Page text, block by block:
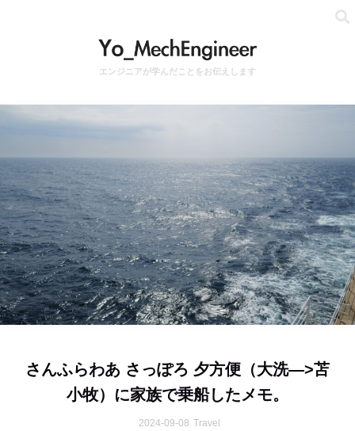
エンジニアが学んだことをお伝えします
さんふらわあ さっぽろ 夕方便（大洗—>苫
小牧）に家族で乗船したメモ。
2024-09-08 Travel